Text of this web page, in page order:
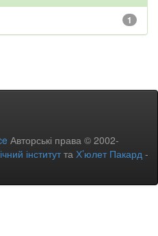
1
Авторські права © 2002-
інститутта Х’юлет Пакард -